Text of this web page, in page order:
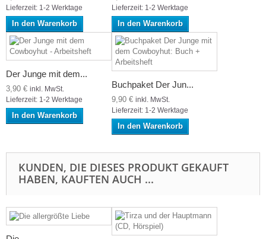
Lieferzeit: 1-2 Werktage
In den Warenkorb
Lieferzeit: 1-2 Werktage
In den Warenkorb
Der Junge mit dem...
3,90 € inkl. MwSt.
Lieferzeit: 1-2 Werktage
In den Warenkorb
Buchpaket Der Jun...
9,90 € inkl. MwSt.
Lieferzeit: 1-2 Werktage
In den Warenkorb
KUNDEN, DIE DIESES PRODUKT GEKAUFT
HABEN, KAUFTEN AUCH ...